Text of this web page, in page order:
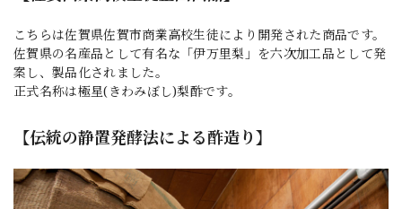
こちらは佐賀県佐賀市商業高校生徒により開発された商品です。
佐賀県の名産品として有名な「伊万里梨」を六次加工品として発
案し、製品化されました。
正式名称は極星(きわみぼし)梨酢です。
【伝統の静置発酵法による酢造り】